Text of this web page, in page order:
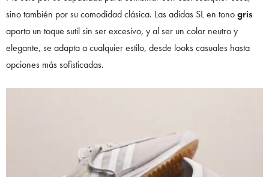
sino también por su comodidad clásica. Las adidas SL en tonogris
aporta un toque sutil sin ser excesivo, y al ser un color neutro y
elegante, se adapta a cualquier estilo, desde looks casuales hasta
opciones más sofisticadas.